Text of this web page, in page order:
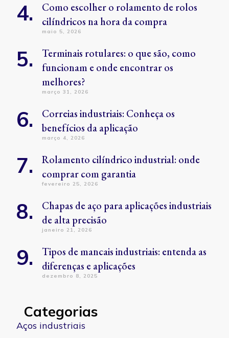
Como escolher o rolamento de rolos
cilíndricos na hora da compra
maio 5, 2026
Terminais rotulares: o que são, como
funcionam e onde encontrar os
melhores?
março 31, 2026
Correias industriais: Conheça os
benefícios da aplicação
março 4, 2026
Rolamento cilíndrico industrial: onde
comprar com garantia
fevereiro 25, 2026
Chapas de aço para aplicações industriais
de alta precisão
janeiro 21, 2026
Tipos de mancais industriais: entenda as
diferenças e aplicações
dezembro 8, 2025
Categorias
Aços industriais